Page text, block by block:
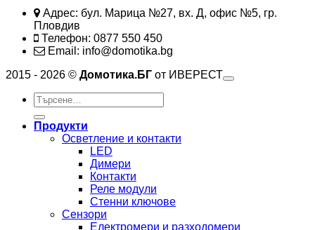
Адрес: бул. Марица №27, вх. Д, офис №5, гр.
Пловдив
Телефон: 0877 550 450
Email: info@domotika.bg
2015 - 2026 © Домотика.БГ от ИВЕРЕСТ
Търсене
за:
Продукти
Осветление и контакти
LED
Димери
Контакти
Реле модули
Стенни ключове
Сензори
Електромери и разходомери